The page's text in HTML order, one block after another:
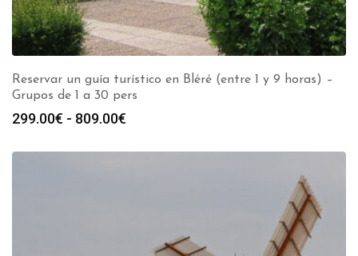
Reservar un guía turístico en Bléré (entre 1 y 9 horas) –
Grupos de 1 a 30 pers
299.00€ - 809.00€
precios: